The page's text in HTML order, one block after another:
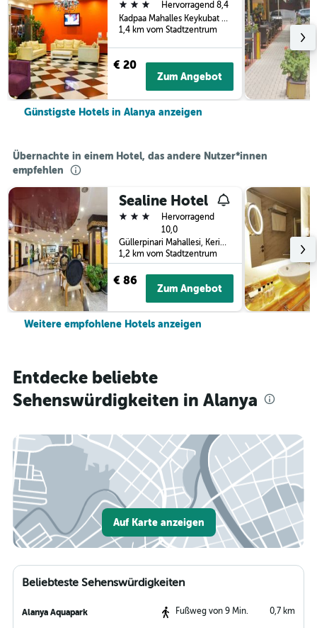
3 Sterne
Hervorragend 8,4
Kadpaa Mahalles Keykubat Bulvari No:8, Alanya, Türkei
1,4 km vom Stadtzentrum
€ 20
Zum Angebot
Günstigste Hotels in Alanya anzeigen
Übernachte in einem Hotel, das andere Nutzer*innen
empfehlen
Sealine Hotel
3 Sterne
Hervorragend
10,0
Güllerpinari Mahallesi, Kerim Kaptanlar Caddesi, 20-22, Alanya, Türkei
1,2 km vom Stadtzentrum
€ 86
Zum Angebot
Weitere empfohlene Hotels anzeigen
Entdecke beliebte
Sehenswürdigkeiten in Alanya
Auf Karte anzeigen
Beliebteste Sehenswürdigkeiten
Alanya Aquapark Fußweg von 9 Min. 0,7 km